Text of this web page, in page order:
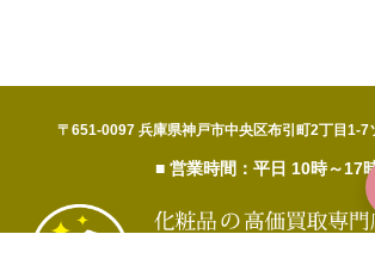
〒651-0097 兵庫県神戸市中央区布引町2丁目1-7
■ 営業時間：平日 10時～17